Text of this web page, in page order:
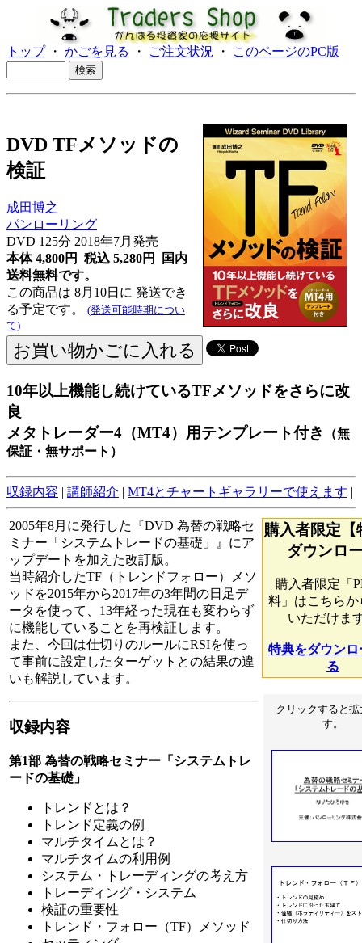
トップ・ かごを見る ・ ご注文状況 ・ このページのPC版
DVD TFメソッドの
検証
成田博之
パンローリング
DVD 125分 2018年7月発売
本体 4,800円 税込 5,280円
国内
送料無料です。
この商品は 8月10日に 発送でき
る予定です。 (発送可能時期につい
て)
10年以上機能し続けているTFメソッドをさらに改
良
メタトレーダー4（MT4）用テンプレート付き
（無
保証・無サポート）
収録内容 | 講師紹介 | MT4とチャートギャラリーで使えます |
2005年8月に発行した『DVD 為替の戦略セ
ミナー「システムトレードの基礎」』にア
ップデートを加えた改訂版。
当時紹介したTF（トレンドフォロー）メソ
ッドを2015年から2017年の3年間の日足デ
ータを使って、13年経った現在も変わらず
に機能していることを再検証します。
また、今回は仕切りのルールにRSIを使っ
て事前に設定したターゲットとの結果の違
いも解説しています。
収録内容
第1部 為替の戦略セミナー「システムトレ
ードの基礎」
トレンドとは？
トレンド定義の例
マルチタイムとは？
マルチタイムの利用例
システム・トレーディングの考え方
トレーディング・システム
検証の重要性
トレンド・フォロー（TF）メソッド
購入者限定【
ダウンロ
購入者限定「
料」はこちらか
いただけま
特典をダウンロ
る
クリックすると拡
す。